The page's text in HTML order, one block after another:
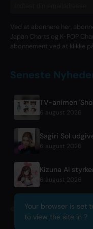
Ved at abonnere her,
Japan Charts og K-POP
abonnement ved at klikke
Seneste
6 august 2026
6 august 2026
6 august 2026
© 2026 OnlyHit. All rights
Your browser is set
to view the site in ?